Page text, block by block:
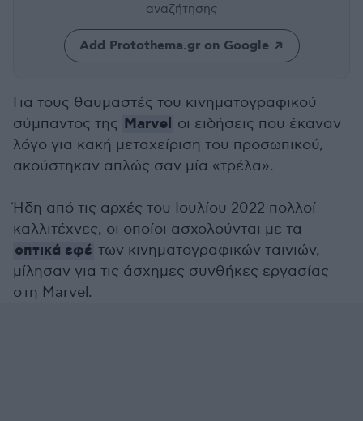
αναζήτησης
Add Protothema.gr on Google
Για τους θαυμαστές του κινηματογραφικού
σύμπαντος της Marvel οι ειδήσεις που έκαναν
λόγο για κακή μεταχείριση του προσωπικού,
ακούστηκαν απλώς σαν μία «τρέλα».
Ήδη από τις αρχές του Ιουλίου 2022 πολλοί
καλλιτέχνες, οι οποίοι ασχολούνται με τα
οπτικά εφέ των κινηματογραφικών ταινιών,
μίλησαν για τις άσχημες συνθήκες εργασίας
στη Marvel.